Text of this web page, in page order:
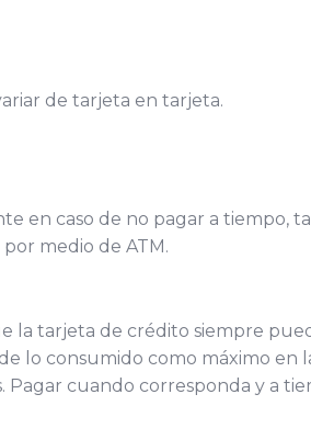
de tarjeta en tarjeta.
en caso de no pagar a tiempo,
medio de ATM.
la tarjeta de crédito siempre
lo consumido como máximo en
cuando corresponda y a